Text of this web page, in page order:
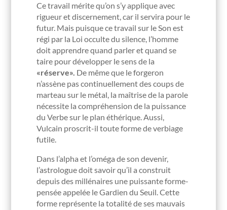
Ce travail mérite qu’on s’y applique avec
rigueur et discernement, car il servira pour le
futur. Mais puisque ce travail sur le Son est
régi par la Loi occulte du silence, l’homme
doit apprendre quand parler et quand se
taire pour développer le sens de la
«réserve». De même que le forgeron
n’assène pas continuellement des coups de
marteau sur le métal, la maîtrise de la parole
nécessite la compréhension de la puissance
du Verbe sur le plan éthérique. Aussi,
Vulcain proscrit-il toute forme de verbiage
futile.
Dans l’alpha et l’oméga de son devenir,
l’astrologue doit savoir qu’il a construit
depuis des millénaires une puissante forme-
pensée appelée le Gardien du Seuil. Cette
forme représente la totalité de ses mauvais